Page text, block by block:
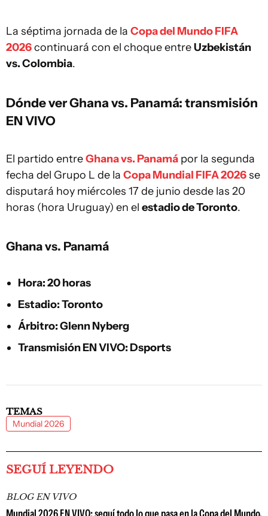
La séptima jornada de la Copa del Mundo FIFA
2026continuará con el choque entreUzbekistán
vs. Colombia.
Dónde ver Ghana vs. Panamá: transmisión
EN VIVO
El partido entreGhana vs. Panamá por la segunda
fecha del Grupo L de la Copa Mundial FIFA 2026se
disputará hoy miércoles 17 de junio desde las 20
horas (hora Uruguay) en el estadio de Toronto.
Ghana vs. Panamá
Hora: 20 horas
Estadio: Toronto
Árbitro: Glenn Nyberg
Transmisión EN VIVO: Dsports
TEMAS
Mundial 2026
SEGUÍ LEYENDO
BLOG EN VIVO